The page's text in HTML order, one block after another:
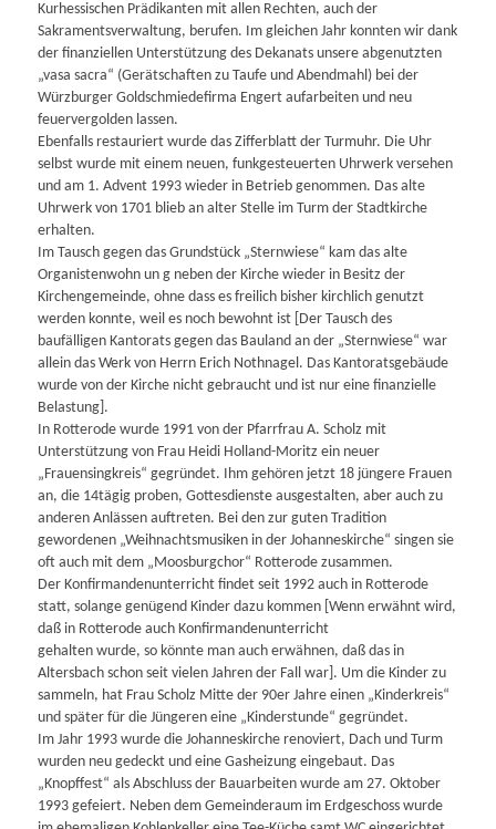
Kurhessischen Prädikanten mit allen Rechten, auch der
Sakramentsverwaltung, berufen. Im gleichen Jahr konnten wir dank
der finanziellen Unterstützung des Dekanats unsere abgenutzten
„vasa sacra“ (Gerätschaften zu Taufe und Abendmahl) bei der
Würzburger Goldschmiedefirma Engert aufarbeiten und neu
feuervergolden lassen.
Ebenfalls restauriert wurde das Zifferblatt der Turmuhr. Die Uhr
selbst wurde mit einem neuen, funkgesteuerten Uhrwerk versehen
und am 1. Advent 1993 wieder in Betrieb genommen. Das alte
Uhrwerk von 1701 blieb an alter Stelle im Turm der Stadtkirche
erhalten.
Im Tausch gegen das Grundstück „Sternwiese“ kam das alte
Organistenwohn un g neben der Kirche wieder in Besitz der
Kirchengemeinde, ohne dass es freilich bisher kirchlich genutzt
werden konnte, weil es noch bewohnt ist [Der Tausch des
baufälligen Kantorats gegen das Bauland an der „Sternwiese“ war
allein das Werk von Herrn Erich Nothnagel. Das Kantoratsgebäude
wurde von der Kirche nicht gebraucht und ist nur eine finanzielle
Belastung].
In Rotterode wurde 1991 von der Pfarrfrau A. Scholz mit
Unterstützung von Frau Heidi Holland-Moritz ein neuer
„Frauensingkreis“ gegründet. Ihm gehören jetzt 18 jüngere Frauen
an, die 14tägig proben, Gottesdienste ausgestalten, aber auch zu
anderen Anlässen auftreten. Bei den zur guten Tradition
gewordenen „Weihnachtsmusiken in der Johanneskirche“ singen sie
oft auch mit dem „Moosburgchor“ Rotterode zusammen.
Der Konfirmandenunterricht findet seit 1992 auch in Rotterode
statt, solange genügend Kinder dazu kommen [Wenn erwähnt wird,
daß in Rotterode auch Konfirmandenunterricht
gehalten wurde, so könnte man auch erwähnen, daß das in
Altersbach schon seit vielen Jahren der Fall war]. Um die Kinder zu
sammeln, hat Frau Scholz Mitte der 90er Jahre einen „Kinderkreis“
und später für die Jüngeren eine „Kinderstunde“ gegründet.
Im Jahr 1993 wurde die Johanneskirche renoviert, Dach und Turm
wurden neu gedeckt und eine Gasheizung eingebaut. Das
„Knopffest“ als Abschluss der Bauarbeiten wurde am 27. Oktober
1993 gefeiert. Neben dem Gemeinderaum im Erdgeschoss wurde